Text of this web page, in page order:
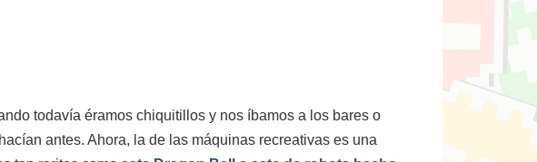
todavía éramos chiquitillos y nos íbamos a los bares o
antes. Ahora, la de las máquinas recreativas es una